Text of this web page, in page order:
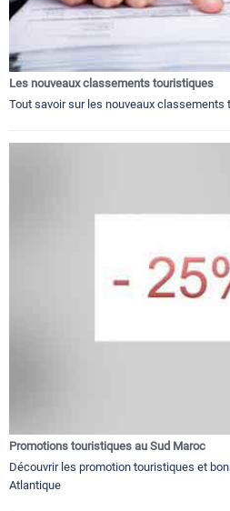
Les nouveaux classements touristiques
Tout savoir sur les nouveaux classements
Promotions touristiques au Sud Maroc
Découvrir les promotion touristiques et
Atlantique